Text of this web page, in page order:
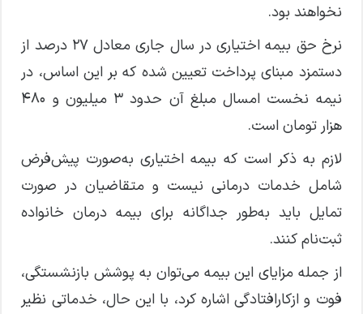
نخواهند بود.
نرخ حق بیمه اختیاری در سال جاری معادل ۲۷ درصد از
دستمزد مبنای پرداخت تعیین شده که بر این اساس، در
نیمه نخست امسال مبلغ آن حدود ۳ میلیون و ۴۸۰
هزار تومان است.
لازم به ذکر است که بیمه اختیاری به‌صورت پیش‌فرض
شامل خدمات درمانی نیست و متقاضیان در صورت
تمایل باید به‌طور جداگانه برای بیمه درمان خانواده
ثبت‌نام کنند.
از جمله مزایای این بیمه می‌توان به پوشش بازنشستگی،
فوت و ازکارافتادگی اشاره کرد، با این حال، خدماتی نظیر